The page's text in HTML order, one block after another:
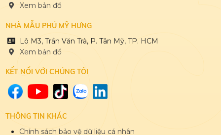
Xem bản đồ
NHÀ MẪU PHÚ MỸ HƯNG
Lô M3, Trần Văn Trà, P. Tân Mỹ, TP. HCM
Xem bản đổ
KẾT NỐI VỚI CHÚNG TÔI
THÔNG TIN KHÁC
Chính sách bảo vệ dữ liệu cá nhân